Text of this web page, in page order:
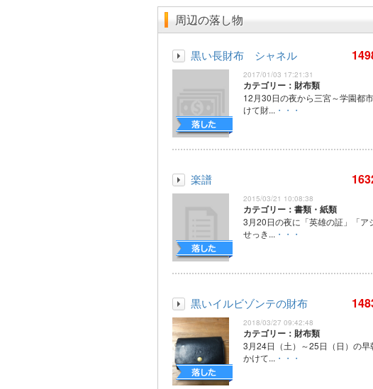
周辺の落し物
黒い長財布 シャネル
2017/01/03 17:21:31
カテゴリー：財布類
12月30日の夜から三宮～学園都
けて財... ・・・
楽譜
2015/03/21 10:08:38
カテゴリー：書類・紙類
3月20日の夜に「英雄の証」「ア
せっき... ・・・
黒いイルビゾンテの財布
2018/03/27 09:42:48
カテゴリー：財布類
3月24日（土）～25日（日）の早
かけて... ・・・